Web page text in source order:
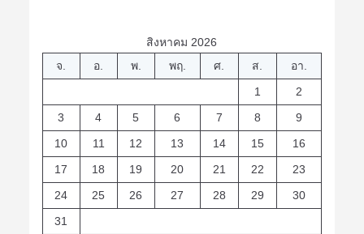
สิงหาคม 2026
จ.
อ. พ. พฤ. ศ. ส.
อา.
1
2
3
4 5 6 7 8
9
10
11 12 13 14 15
16
17
18 19 20 21 22
23
24
25 26 27 28 29
30
31